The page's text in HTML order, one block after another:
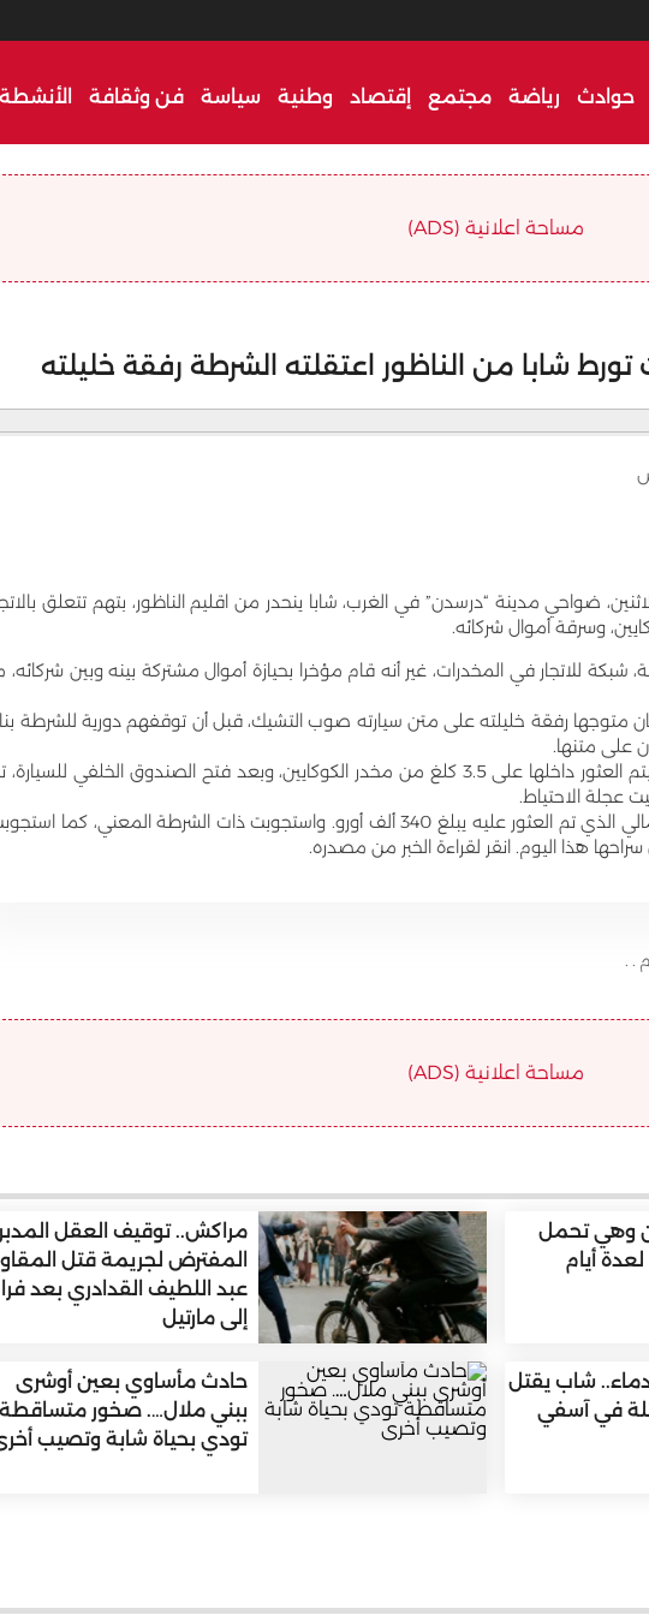
حوادث رياضة مجتمع إقتصاد وطنية سياسة فن وثقافة
مساحة اعلانية (ADS)
شابا من الناظور اعتقلته الشرطة رفقة خليلته
ضواحي مدينة “درسدن” في الغرب، شابا ينحدر من اقليم الناظور، بتهم تتعلق
وسرقة أموال شركائه.
الشاب، البالغ من العمر 35 سنة، شبكة للاتجار في المخدرات، غير أنه قام مؤخرا بحيازة أموال مشتركة بينه وبين شركائه،
متوجها رفقة خليلته على متن سيارته صوب التشيك، قبل أن توقفهم دورية للشرطة
على متنها.
وبعد الاعتقال جرى تفتيش السيارة، ليتم العثور داخلها على 3.5 كلغ من مخدر الكوكايين، وبعد فتح الصندوق الخلفي
عجلة الاحتياط.
وذكرت الشرطة الألمانية أن المبلغ المالي الذي تم العثور عليه يبلغ 340 ألف أورو. واستجوبت ذات الشرطة المعني، كما
هذا اليوم. انقر لقراءة الخبر من مصدره.
. .
مساحة اعلانية (ADS)
وهي تحمل
أيام
مراكش.. توقيف العقل
المفترض لجريمة قتل
عبد اللطيف القدادري بعد
إلى مارتيل
دماء.. شاب يقتل
في آسفي
حادث مأساوي بعين أوشرى
ببني ملال…. صخور
تودي بحياة شابة وتصيب